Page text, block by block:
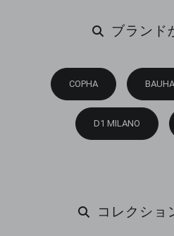
ブランド
COPHA
D1 MILANO
コレクショ